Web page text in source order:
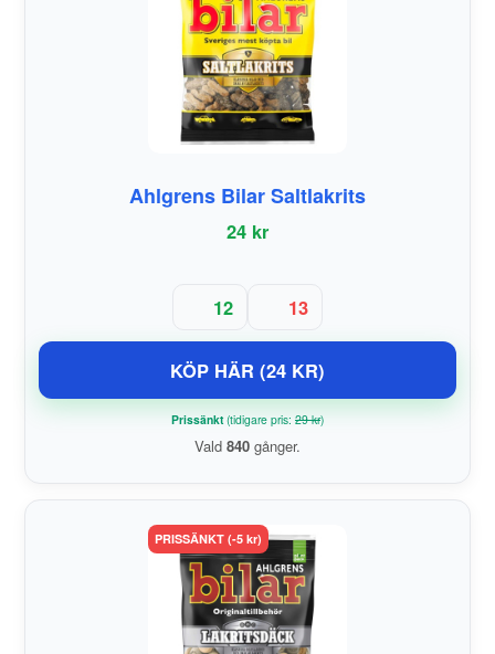
Ahlgrens Bilar Saltlakrits
24 kr
12 13
KÖP HÄR (24 KR)
Prissänkt(tidigare pris: 29 kr)
Vald 840 gånger.
PRISSÄNKT (-5 kr)